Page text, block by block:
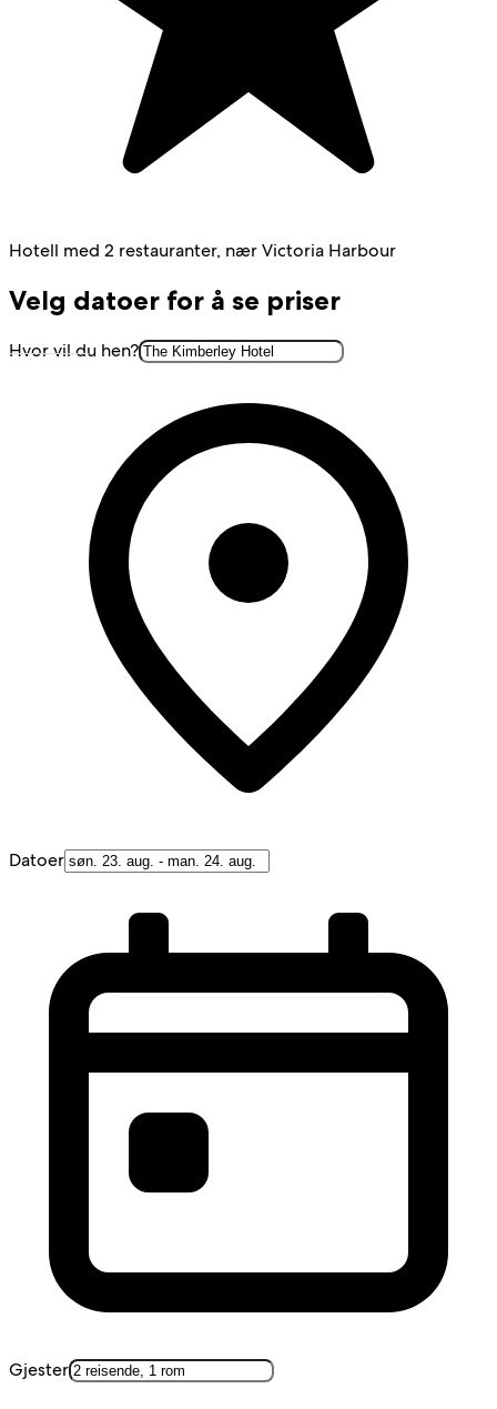
Hotell med 2 restauranter, nær Victoria Harbour
Velg datoer for å se priser
Hvor vil du hen?
Datoer
Gjester